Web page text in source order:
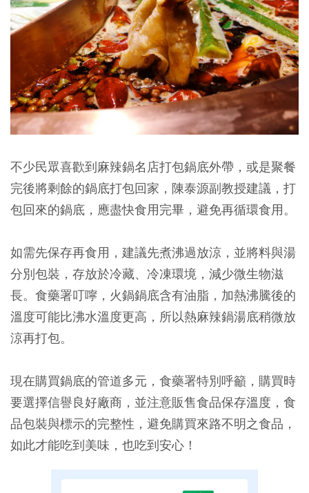
不少民眾喜歡到麻辣鍋名店打包鍋底外帶，或是聚餐
完後將剩餘的鍋底打包回家，陳泰源副教授建議，打
包回來的鍋底，應盡快食用完畢，避免再循環食用。
如需先保存再食用，建議先煮沸過放涼，並將料與湯
分別包裝，存放於冷藏、冷凍環境，減少微生物滋
長。食藥署叮嚀，火鍋鍋底含有油脂，加熱沸騰後的
溫度可能比沸水溫度更高，所以熱麻辣鍋湯底稍微放
涼再打包。
現在購買鍋底的管道多元，食藥署特別呼籲，購買時
要選擇信譽良好廠商，並注意販售食品保存溫度，食
品包裝與標示的完整性，避免購買來路不明之食品，
如此才能吃到美味，也吃到安心！